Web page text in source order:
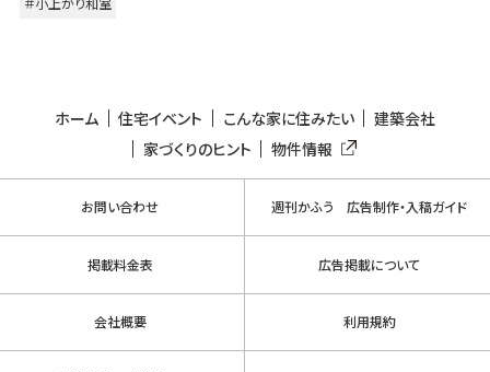
ホーム 住宅イベント こんな家に住みたい
建築会社
家づくりのヒント
物件情報
お問い合わせ 週刊かふう 広告制作・入稿ガイド
掲載料金表 広告掲載について
会社概要 利用規約